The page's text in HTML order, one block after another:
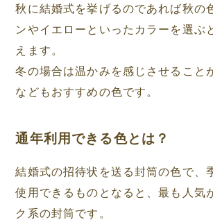
秋に結婚式を挙げるのであれば秋の
ンやイエローといったカラーを選ぶ
えます。
冬の場合は温かみを感じさせること
などもおすすめの色です。
通年利用できる色とは？
結婚式の招待状を送る封筒の色で、
使用できるものとなると、最も人気
ク系の封筒です。